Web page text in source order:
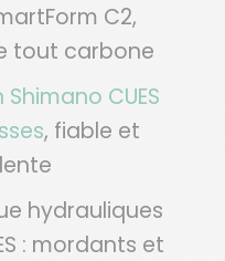
C2,
tout carbone
CUES
, fiable et
hydrauliques
: mordants et